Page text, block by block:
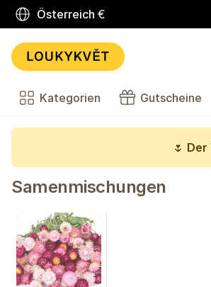
Österreich €
Kategorien Gutscheine
🌷 Der
Samenmischungen